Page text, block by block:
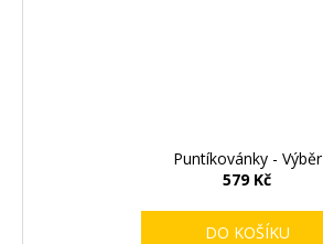
Puntíkovánky - Výběr
579 Kč
DO KOŠÍKU